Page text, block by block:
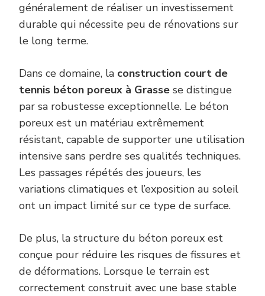
généralement de réaliser un investissement
durable qui nécessite peu de rénovations sur
le long terme.
Dans ce domaine, la construction court de
tennis béton poreux à Grasse se distingue
par sa robustesse exceptionnelle. Le béton
poreux est un matériau extrêmement
résistant, capable de supporter une utilisation
intensive sans perdre ses qualités techniques.
Les passages répétés des joueurs, les
variations climatiques et l’exposition au soleil
ont un impact limité sur ce type de surface.
De plus, la structure du béton poreux est
conçue pour réduire les risques de fissures et
de déformations. Lorsque le terrain est
correctement construit avec une base stable